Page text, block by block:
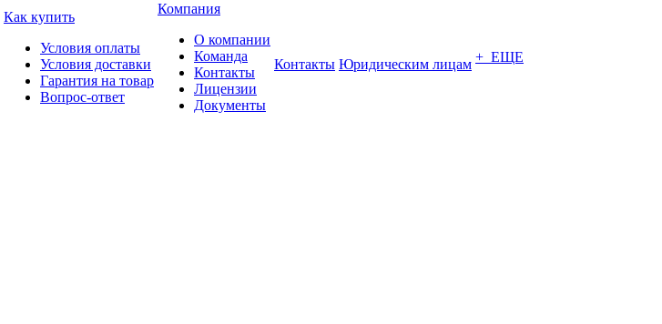
Как купить
Условия оплаты
Условия доставки
Гарантия на товар
Вопрос-ответ
Компания
О компании
Команда
Контакты
Лицензии
Документы
Контакты Юридическим лицам + ЕЩЕ